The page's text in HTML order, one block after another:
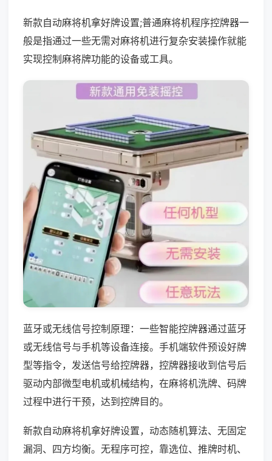
新款自动麻将机拿好牌设置;普通麻将机程序控牌器一
般是指通过一些无需对麻将机进行复杂安装操作就能
实现控制麻将牌功能的设备或工具。
蓝牙或无线信号控制原理：一些智能控牌器通过蓝牙
或无线信号与手机等设备连接。手机端软件预设好牌
型等指令，发送信号给控牌器，控牌器接收到信号后
驱动内部微型电机或机械结构，在麻将机洗牌、码牌
过程中进行干预，达到控牌目的。
新款自动麻将机拿好牌设置，动态随机算法、无固定
漏洞、四方均衡。无程序可控，靠选位、推牌时机、